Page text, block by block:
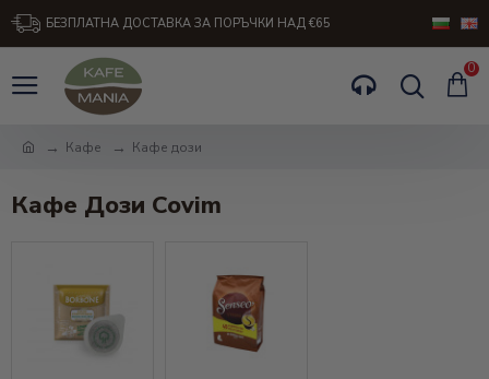
БЕЗПЛАТНА ДОСТАВКА ЗА ПОРЪЧКИ НАД €65
0
Кафе Кафе дози
Кафе Дози Covim